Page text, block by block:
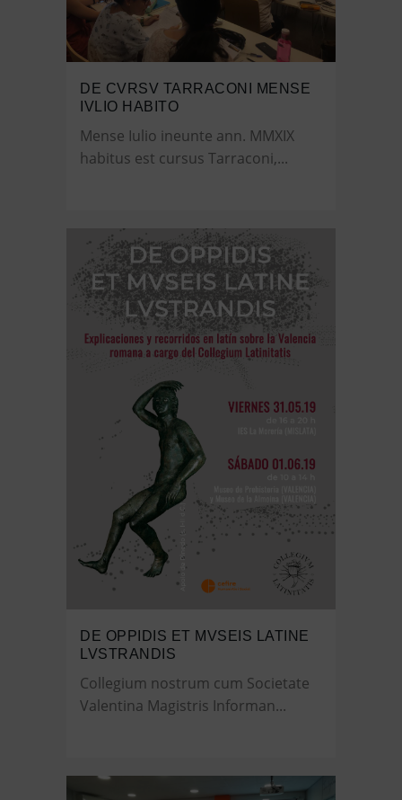
DE CVRSV TARRACONI MENSE
IVLIO HABITO
Mense Iulio ineunte ann. MMXIX
habitus est cursus Tarraconi,...
DE OPPIDIS ET MVSEIS LATINE
LVSTRANDIS
Collegium nostrum cum Societate
Valentina Magistris Informan...